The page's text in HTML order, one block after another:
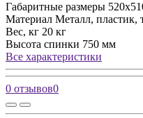
Габаритные размеры
Материал Металл, пластик,
Вес, кг 20 кг
Высота спинки 750 мм
Все характеристики
0 отзывов0